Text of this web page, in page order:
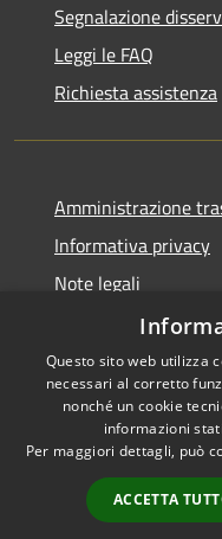
Segnalazione
Leggi le FAQ
Richiesta assistenza
Amministrazione
Informativa privacy
Note legali
Dichiarazione di
RSS
Accessibilità
Questo sito web utilizza
necessari al corretto
nonché un cookie
informazioni
Per maggiori dettagli, può
ACCETTA